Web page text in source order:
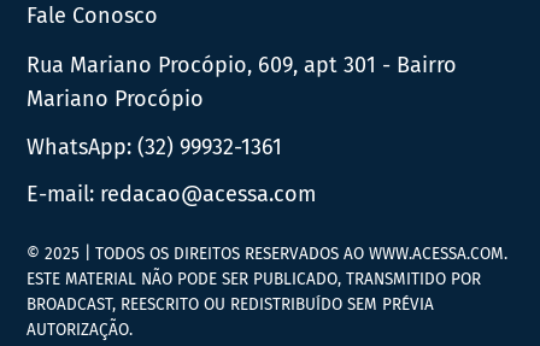
Fale Conosco
Rua Mariano Procópio, 609, apt 301 - Bairro
Mariano Procópio
WhatsApp:(32) 99932-1361
E-mail: redacao@acessa.com
© 2025 | TODOS OS DIREITOS RESERVADOS AO WWW.ACESSA.COM.
ESTE MATERIAL NÃO PODE SER PUBLICADO, TRANSMITIDO POR
BROADCAST, REESCRITO OU REDISTRIBUÍDO SEM PRÉVIA
AUTORIZAÇÃO.